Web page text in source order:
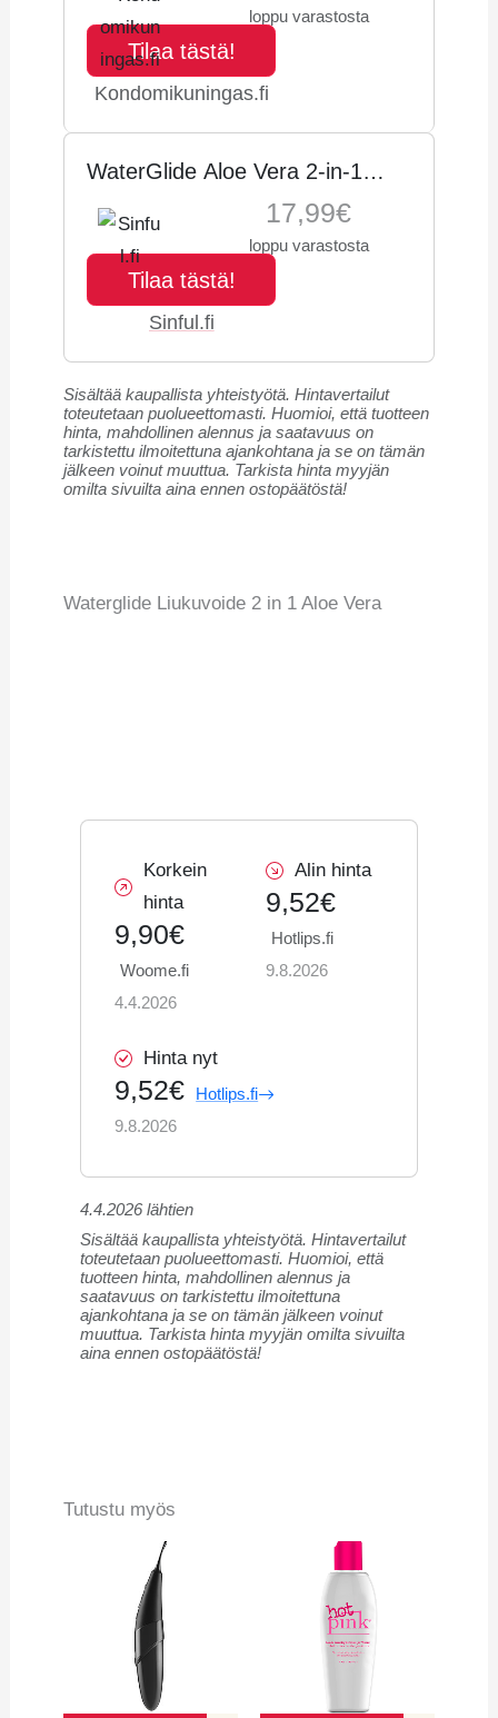
loppu varastosta
Tilaa tästä!
Kondomikuningas.fi
WaterGlide Aloe Vera 2-in-1
Vesipohjainen Hierontageeli ja
Liukuvoide 300 ml - Kirkas
17,99€
loppu varastosta
Tilaa tästä!
Sinful.fi
Sisältää kaupallista yhteistyötä. Hintavertailut
toteutetaan puolueettomasti. Huomioi, että tuotteen
hinta, mahdollinen alennus ja saatavuus on
tarkistettu ilmoitettuna ajankohtana ja se on tämän
jälkeen voinut muuttua. Tarkista hinta myyjän
omilta sivuilta aina ennen ostopäätöstä!
Waterglide Liukuvoide 2 in 1 Aloe Vera
Korkein
hinta
9,90€
Woome.fi
4.4.2026
Alin hinta
9,52€
Hotlips.fi
9.8.2026
Hinta nyt
9,52€
Hotlips.fi
9.8.2026
4.4.2026 lähtien
Sisältää kaupallista yhteistyötä. Hintavertailut
toteutetaan puolueettomasti. Huomioi, että
tuotteen hinta, mahdollinen alennus ja
saatavuus on tarkistettu ilmoitettuna
ajankohtana ja se on tämän jälkeen voinut
muuttua. Tarkista hinta myyjän omilta sivuilta
aina ennen ostopäätöstä!
Tutustu myös